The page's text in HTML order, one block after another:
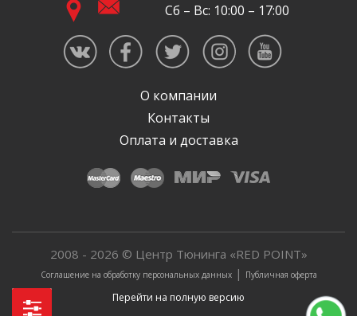
Сб – Вс: 10:00 – 17:00
О компании
Контакты
Оплата и доставка
2008 - 2026 © Центр Тюнинга «RED POINT»
Соглашение на обработку персональных данных| Публичная оферта
Перейти на полную версию